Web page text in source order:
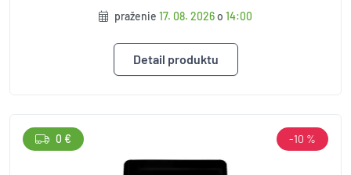
praženie 17. 08. 2026o 14:00
Detail produktu
0 € -10 %